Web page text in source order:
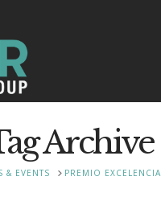
Archive
& EVENTS PREMIO